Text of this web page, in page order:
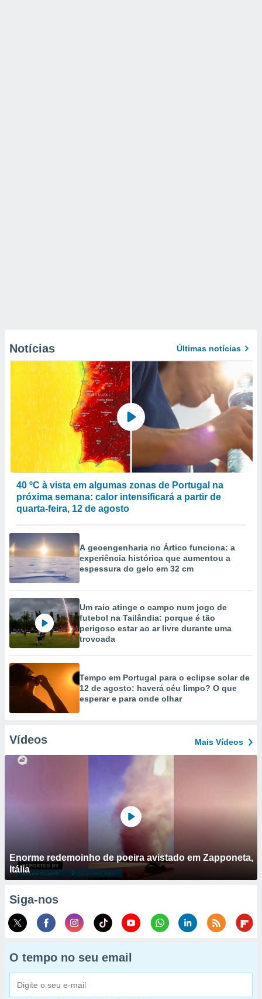
Notícias Últimas notícias
40 ºC à vista em algumas zonas de Portugal na
próxima semana: calor intensificará a partir de
quarta-feira, 12 de agosto
A geoengenharia no Ártico funciona: a
experiência histórica que aumentou a
espessura do gelo em 32 cm
Um raio atinge o campo num jogo de
futebol na Tailândia: porque é tão
perigoso estar ao ar livre durante uma
trovoada
Tempo em Portugal para o eclipse solar de
12 de agosto: haverá céu limpo? O que
esperar e para onde olhar
Vídeos Mais Vídeos
Enorme redemoinho de poeira avistado em Zapponeta,
Itália
Siga-nos
O tempo no seu email